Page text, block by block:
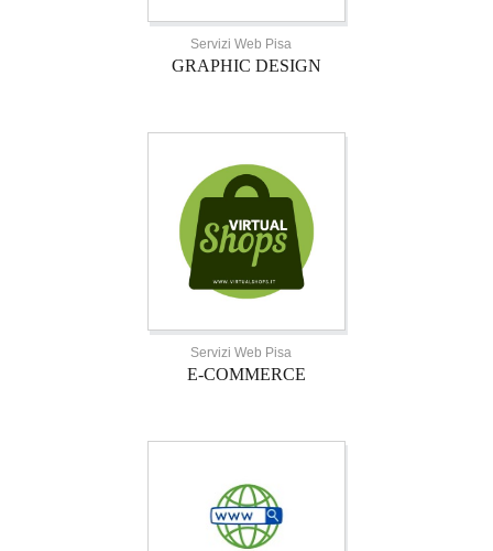
Servizi Web Pisa
GRAPHIC DESIGN
Servizi Web Pisa
E-COMMERCE